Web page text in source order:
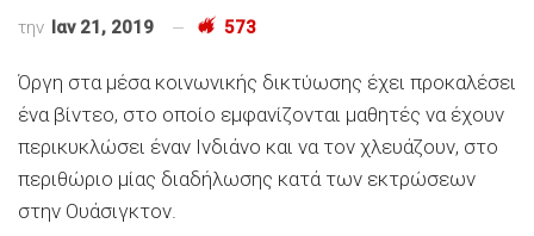
την Ιαν 21, 2019 573
Όργη στα μέσα κοινωνικής δικτύωσης έχει προκαλέσει
ένα βίντεο, στο οποίο εμφανίζονται μαθητές να έχουν
περικυκλώσει έναν Ινδιάνο και να τον χλευάζουν, στο
περιθώριο μίας διαδήλωσης κατά των εκτρώσεων
στην Ουάσιγκτον.